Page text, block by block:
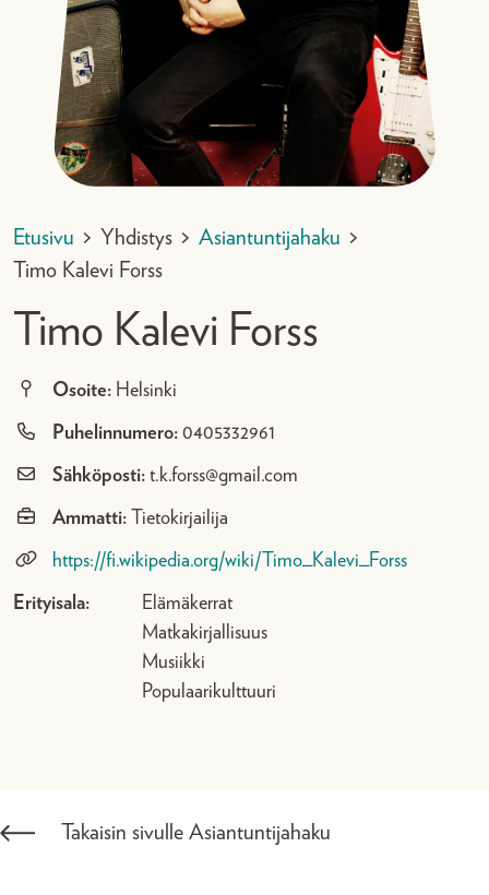
Etusivu > Yhdistys > Asiantuntijahaku >
Timo Kalevi Forss
Timo Kalevi Forss
Osoite: Helsinki
Puhelinnumero: 0405332961
Sähköposti: t.k.forss@gmail.com
Ammatti: Tietokirjailija
https://fi.wikipedia.org/wiki/Timo_Kalevi_Forss
Erityisala:
Elämäkerrat
Matkakirjallisuus
Musiikki
Populaarikulttuuri
Takaisin sivulle Asiantuntijahaku